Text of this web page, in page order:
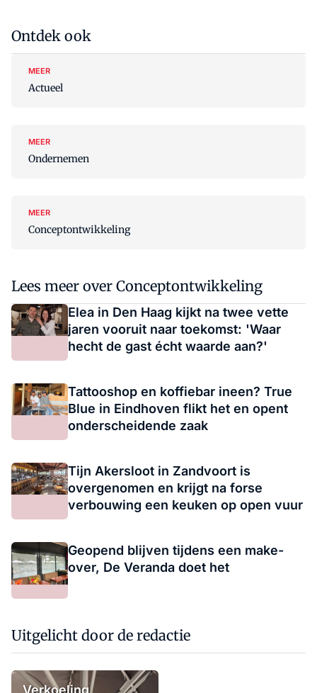
Ontdek ook
MEER
Actueel
MEER
Ondernemen
MEER
Conceptontwikkeling
Lees meer over Conceptontwikkeling
Elea in Den Haag kijkt na twee vette
jaren vooruit naar toekomst: 'Waar
hecht de gast écht waarde aan?'
Tattooshop en koffiebar ineen? True
Blue in Eindhoven flikt het en opent
onderscheidende zaak
Tijn Akersloot in Zandvoort is
overgenomen en krijgt na forse
verbouwing een keuken op open vuur
Geopend blijven tijdens een make-
over, De Veranda doet het
Uitgelicht door de redactie
Verkoeling